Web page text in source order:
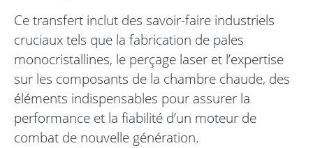
Ce transfert inclut des savoir-faire industriels
cruciaux tels que la fabrication de pales
monocristallines, le perçage laser et l’expertise
sur les composants de la chambre chaude, des
éléments indispensables pour assurer la
performance et la fiabilité d’un moteur de
combat de nouvelle génération.